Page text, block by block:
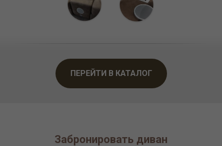
ПЕРЕЙТИ В КАТАЛОГ
Забронировать диван